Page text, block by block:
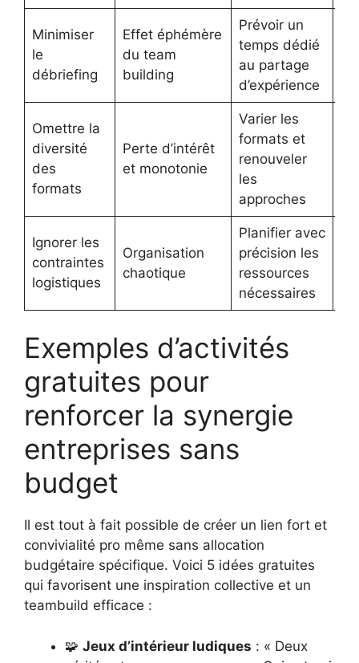
Minimiser
le
débriefing
Effet éphémère
du team
building
Prévoir un
temps dédié
au partage
d’expérience
Omettre la
diversité
des
formats
Perte d’intérêt
et monotonie
Varier les
formats et
renouveler
les
approches
Ignorer les
contraintes
logistiques
Organisation
chaotique
Planifier avec
précision les
ressources
nécessaires
Exemples d’activités
gratuites pour
renforcer la synergie
entreprises sans
budget
Il est tout à fait possible de créer un lien fort et
convivialité pro même sans allocation
budgétaire spécifique. Voici 5 idées gratuites
qui favorisent une inspiration collective et un
teambuild efficace :
🧩 Jeux d’intérieur ludiques : « Deux